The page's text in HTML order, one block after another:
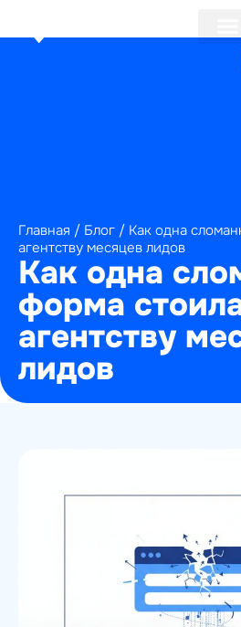
Главная / Блог / Как одна
агентству месяцев лидов
Как одна
форма
агентству
лидов